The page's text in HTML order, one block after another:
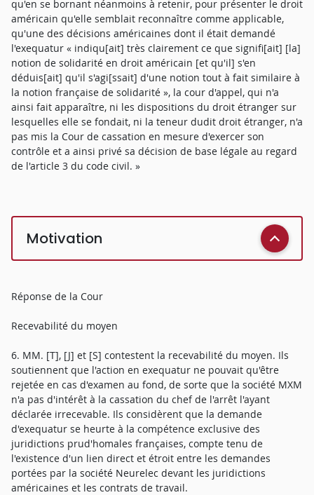
qu'en se bornant néanmoins à retenir, pour présenter le droit
américain qu'elle semblait reconnaître comme applicable,
qu'une des décisions américaines dont il était demandé
l'exequatur « indiqu[ait] très clairement ce que signifi[ait] [la]
notion de solidarité en droit américain [et qu'il] s'en
déduis[ait] qu'il s'agi[ssait] d'une notion tout à fait similaire à
la notion française de solidarité », la cour d'appel, qui n'a
ainsi fait apparaître, ni les dispositions du droit étranger sur
lesquelles elle se fondait, ni la teneur dudit droit étranger, n'a
pas mis la Cour de cassation en mesure d'exercer son
contrôle et a ainsi privé sa décision de base légale au regard
de l'article 3 du code civil. »
Motivation
Réponse de la Cour
Recevabilité du moyen
6. MM. [T], [J] et [S] contestent la recevabilité du moyen. Ils
soutiennent que l'action en exequatur ne pouvait qu'être
rejetée en cas d'examen au fond, de sorte que la société MXM
n'a pas d'intérêt à la cassation du chef de l'arrêt l'ayant
déclarée irrecevable. Ils considèrent que la demande
d'exequatur se heurte à la compétence exclusive des
juridictions prud'homales françaises, compte tenu de
l'existence d'un lien direct et étroit entre les demandes
portées par la société Neurelec devant les juridictions
américaines et les contrats de travail.